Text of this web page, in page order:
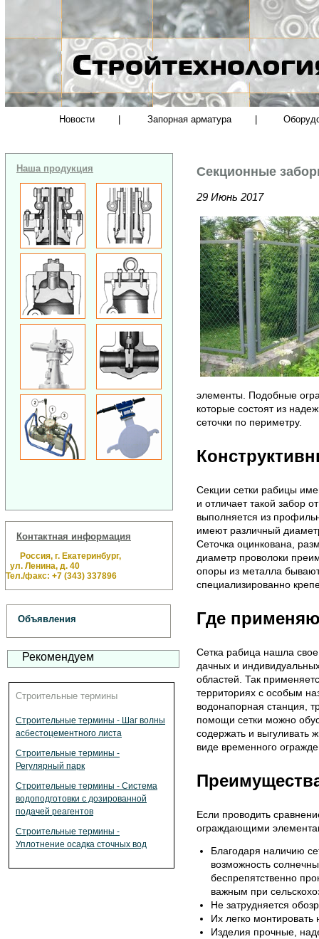
Новости Запорная арматура
Наша продукция
Контактная информация
Россия, г. Екатеринбург,
ул. Ленина, д. 40
Тел./факс: +7 (343) 337896
Объявления
Рекомендуем
Строительные термины
Строительные термины - Шаг волны
асбестоцементного листа
Строительные термины -
Регулярный парк
Строительные термины - Система
водоподготовки с дозированной
подачей реагентов
Строительные термины -
Уплотнение осадка сточных вод
Секционные
29 Июнь 2017
элементы. Подобные
которые состоят из
сеточки по периметру.
Секции сетки рабицы
и отличает такой забор
выполняется из
имеют различный
Сеточка оцинкована,
диаметр проволоки
опоры из металла
специализированно
Где
Сетка рабица нашла
дачных и
областей. Так
территориях с особым
водонапорная станция,
помощи сетки можно
содержать и выгуливать
виде временного
Если проводить
ограждающими
Благодаря наличию
возможность
беспрепятственно
важным при
Не затрудняется
Их легко
Изделия прочные,